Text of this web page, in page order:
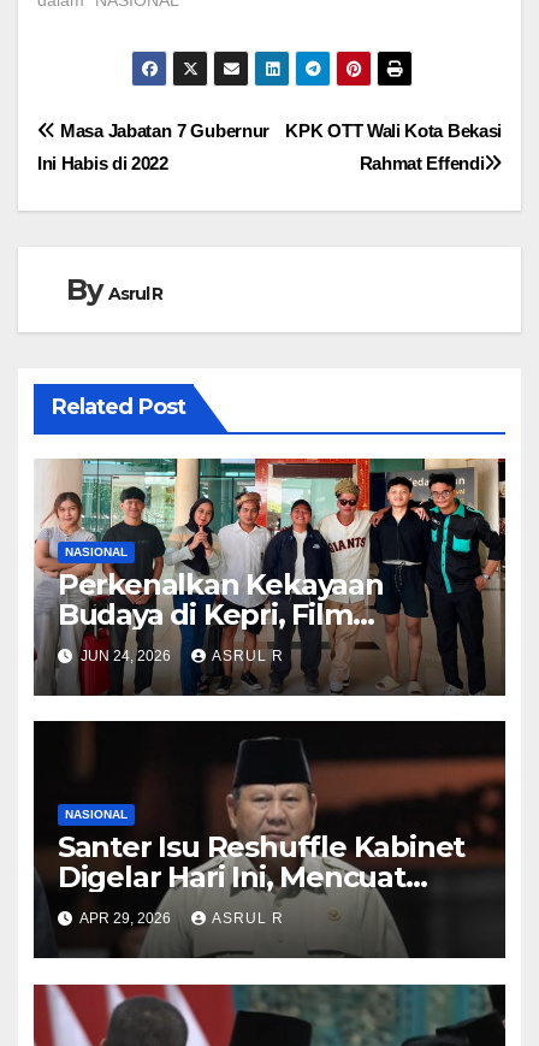
Navigasi
KPK OTT Wali Kota Bekasi
Rahmat Effendi
Masa Jabatan 7 Gubernur
Ini Habis di 2022
ByAsrul R
Related Post
NASIONAL
Perkenalkan Kekayaan
Budaya di Kepri, Film
“Samudra di Atas Laut”
Angkat Kisah Anak Orang
Laut
JUN 24, 2026 ASRUL R
NASIONAL
Santer Isu Reshuffle Kabinet
Digelar Hari Ini, Mencuat
Nama Eks KSAD Dudung
Abdurachman hingga Ketum
KSPSI Jumhur Hidayat ‎
APR 29, 2026 ASRUL R